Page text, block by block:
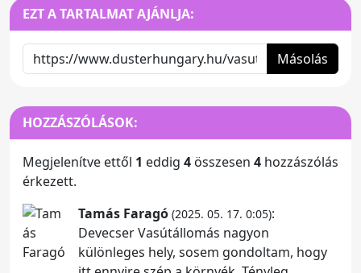
EZT A TARTALMAT AJÁNLJA:
Másolás
HOZZÁSZÓLÁSOK:
Megjelenítve ettől 1 eddig 4 összesen 4 hozzászólás
érkezett.
Tamás Faragó (2025. 05. 17. 0:05):
Devecser Vasútállomás nagyon
különleges hely, sosem gondoltam, hogy